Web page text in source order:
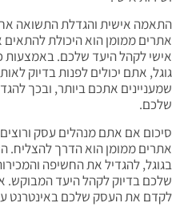
התאמה אישית והגדלת התשואה
אתרים ממומן הוא היכולת להתאים
אישי לקהל היעד שלכם.
גוגל, אתם יכולים לפנות בדיוק
שמעניינים אתכם ביותר, ובכך
שלכם.
סיכום אם אתם מנהלים עסק ורוצים
אתרים ממומן הוא הדרך להצליח.
בגוגל, להגדיל את החשיפה
שלכם בדיוק לקהל היעד המבוקש.
לקדם את העסק שלכם באינטרנט